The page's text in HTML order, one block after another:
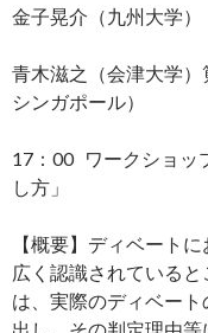
金子晃介（九州大学）
青木滋之（会津大学
シンガポール）
17：00 ワークショッ
し方」
【概要】ディベート
広く認識されている
は、実際のディベー
出し、その判定理由等